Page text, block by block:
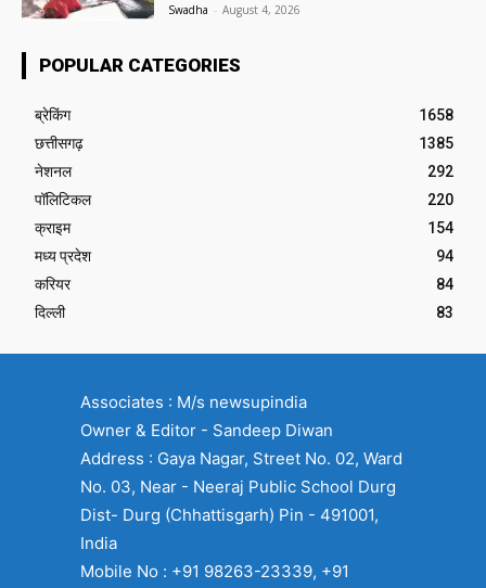
Swadha - August 4, 2026
POPULAR CATEGORIES
ब्रेकिंग
1658
छत्तीसगढ़
1385
नेशनल
292
पॉलिटिकल
220
क्राइम
154
मध्य प्रदेश
94
करियर
84
दिल्ली
83
Associates : M/s newsupindia
Owner & Editor - Sandeep Diwan
Address : Gaya Nagar, Street No. 02, Ward
No. 03, Near - Neeraj Public School Durg
Dist- Durg (Chhattisgarh) Pin - 491001,
India
Mobile No : +91 98263-23339, +91